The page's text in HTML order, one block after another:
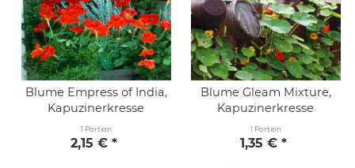
Blume Empress of India,
Kapuzinerkresse
1 Portion
2,15 € *
Blume Gleam Mixture,
Kapuzinerkresse
1 Portion
1,35 € *